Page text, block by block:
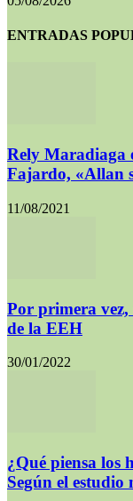
ENTRADAS
Rely Maradiaga
Fajardo, «Allan
11/08/2021
Por primera
de la EEH
30/01/2022
¿Qué piensa los
Según el estudio